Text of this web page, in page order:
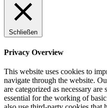
Schließen
Privacy Overview
This website uses cookies to
navigate through the website.
are categorized as necessary
essential for the working of